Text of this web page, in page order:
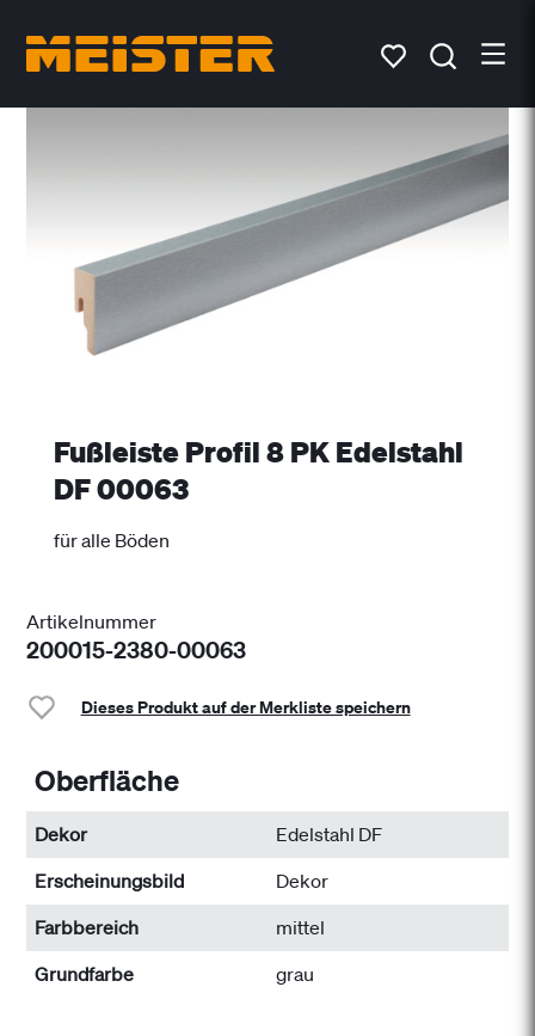
Fußleiste Profil 8 PK Edelstahl
DF 00063
für alle Böden
Artikelnummer
200015-2380-00063
Dieses Produkt auf der Merkliste speichern
Oberfläche
Dekor
Edelstahl DF
Erscheinungsbild
Dekor
Farbbereich
mittel
Grundfarbe
grau